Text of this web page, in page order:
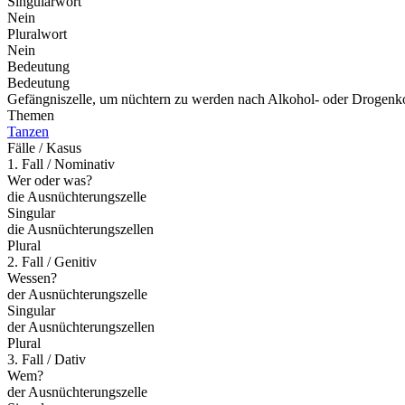
Nein
Pluralwort
Nein
Bedeutung
Bedeutung
Gefängniszelle, um nüchtern zu werden nach Alkohol- oder
Themen
Tanzen
Fälle / Kasus
1. Fall / Nominativ
Wer oder was?
die Ausnüchterungszelle
Singular
die Ausnüchterungszellen
Plural
2. Fall / Genitiv
Wessen?
der Ausnüchterungszelle
Singular
der Ausnüchterungszellen
Plural
3. Fall / Dativ
Wem?
der Ausnüchterungszelle